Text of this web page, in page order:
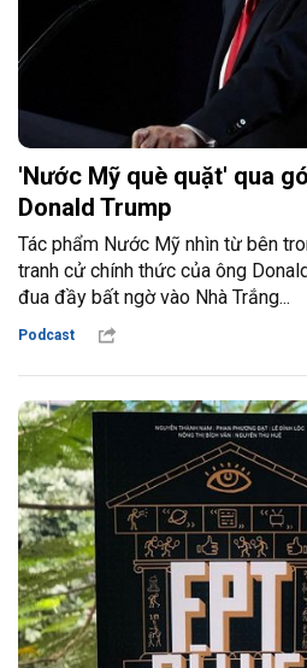
'Nước Mỹ què quặt' qua
Donald Trump
Tác phẩm Nước Mỹ nhìn từ bên
tranh cử chính thức của ông
đua đầy bất ngờ vào Nhà Trắng...
Podcast